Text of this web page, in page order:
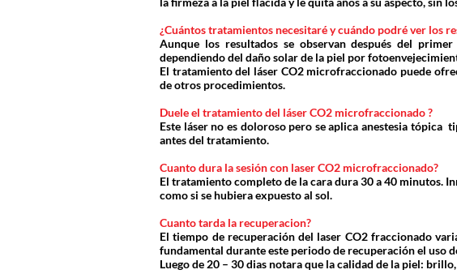
¿Cuántos tratamientos necesitaré y cuándo podré ver los
Aunque los resultados se observan después del
dependiendo del daño solar de la piel por
El tratamiento del láser CO2 microfraccionado puede
de otros procedimientos.
Duele el tratamiento del láser CO2 microfraccionado ?
Este láser no es doloroso pero se aplica anestesia tópica
antes del tratamiento.
Cuanto dura la sesión con laser CO2 microfraccionado?
El tratamiento completo de la cara dura 30 a 40 minutos.
como si se hubiera expuesto al sol.
Cuanto tarda la recuperacion?
El tiempo de recuperación del laser CO2 fraccionado
fundamental durante este periodo de recuperación el uso
Luego de 20 – 30 dias notara que la calidad de la piel: